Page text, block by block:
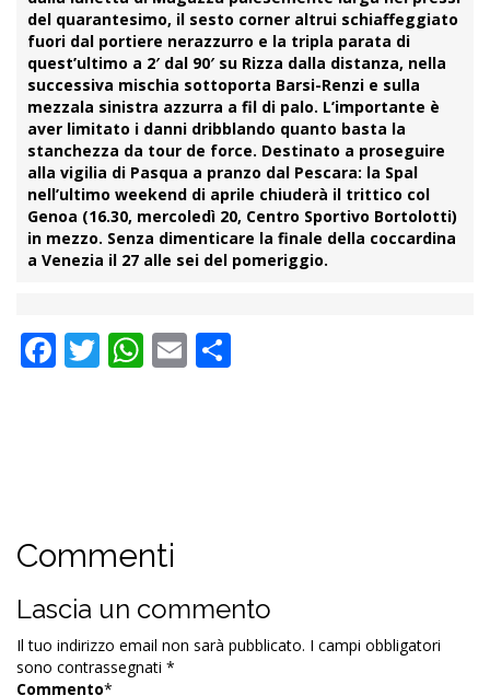
del quarantesimo, il sesto corner altrui schiaffeggiato
fuori dal portiere nerazzurro e la tripla parata di
quest’ultimo a 2′ dal 90′ su Rizza dalla distanza, nella
successiva mischia sottoporta Barsi-Renzi e sulla
mezzala sinistra azzurra a fil di palo. L’importante è
aver limitato i danni dribblando quanto basta la
stanchezza da tour de force. Destinato a proseguire
alla vigilia di Pasqua a pranzo dal Pescara: la Spal
nell’ultimo weekend di aprile chiuderà il trittico col
Genoa (16.30, mercoledì 20, Centro Sportivo Bortolotti)
in mezzo. Senza dimenticare la finale della coccardina
a Venezia il 27 alle sei del pomeriggio.
Facebook
Twitter
WhatsApp
Email
Commenti
Lascia un commento
Il tuo indirizzo email non sarà pubblicato. I campi obbligatori
sono contrassegnati *
Commento*